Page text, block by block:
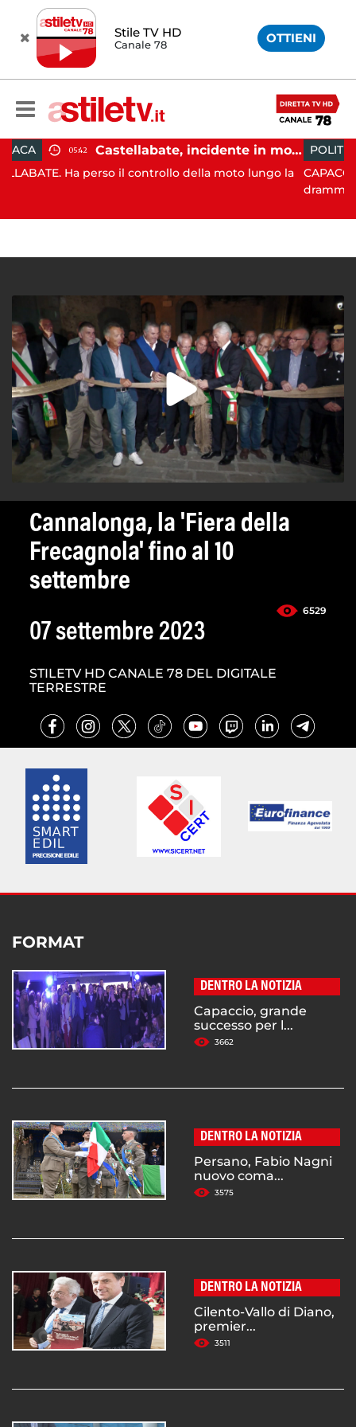
Stile TV HD
Canale 78 OTTIENI
Castellabate, incidente in moto: 27enne in ospedale
il controllo della moto lungo la
POLITICA
CAPACCIO PAESTUM. È
Cannalonga, la 'Fiera della
Frecagnola' fino al 10
settembre
6529
07 settembre 2023
STILETV HD CANALE 78 DEL DIGITALE
TERRESTRE
FORMAT
DENTRO LA NOTIZIA
Capaccio, grande
successo per l...
3662
DENTRO LA NOTIZIA
Persano, Fabio Nagni
nuovo coma...
3575
DENTRO LA NOTIZIA
Cilento-Vallo di Diano,
premier...
3511